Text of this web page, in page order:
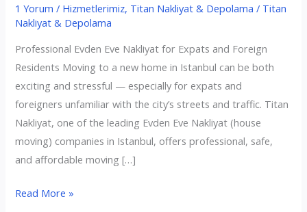
1 Yorum / Hizmetlerimiz, Titan Nakliyat & Depolama / Titan
Nakliyat & Depolama
Professional Evden Eve Nakliyat for Expats and Foreign
Residents Moving to a new home in Istanbul can be both
exciting and stressful — especially for expats and
foreigners unfamiliar with the city’s streets and traffic. Titan
Nakliyat, one of the leading Evden Eve Nakliyat (house
moving) companies in Istanbul, offers professional, safe,
and affordable moving […]
Istanbul
Read More »